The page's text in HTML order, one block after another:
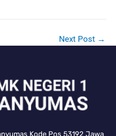
Next Post →
Kode Pos 53192 Jawa